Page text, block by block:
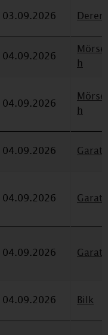
03.09.2026
04.09.2026
h
04.09.2026
h
04.09.2026 Garath
04.09.2026 Garath
04.09.2026 Garath
04.09.2026 Bilk